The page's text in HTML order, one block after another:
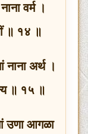
वर्म ।
॥ १४ ॥
नाना अर्थ ।
॥ १५ ॥
उणा आगळा